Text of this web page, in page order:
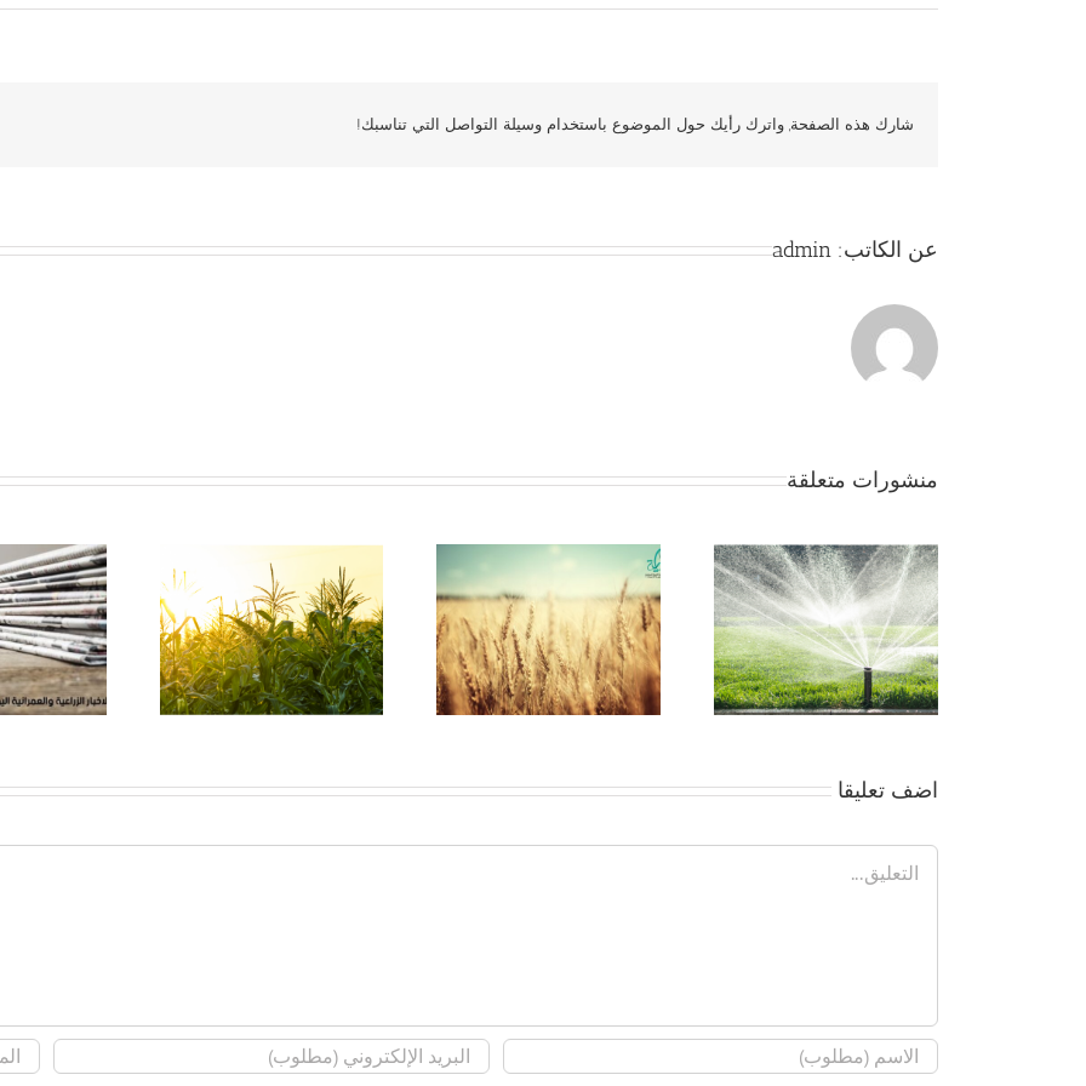
شارك هذه الصفحة, واترك رأيك حول الموضوع باستخدام وسيلة التواصل التي تناسبك!
عن الكاتب: admin
منشورات متعلقة
جمعية بداية -مقومات
التنمية للاستثمار الزراعي
بالوادى الجديد
جمعية بداية – الوادى
الجديد … تعرف عليها
جمعية بداية –
في قلب
اضف تعليقا
تعليق